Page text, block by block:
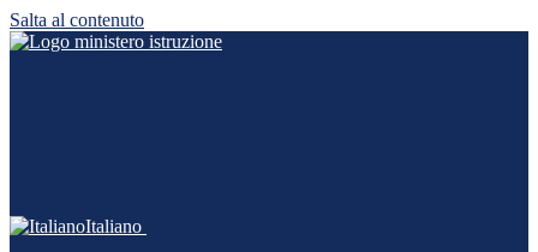
Salta al contenuto
Italiano